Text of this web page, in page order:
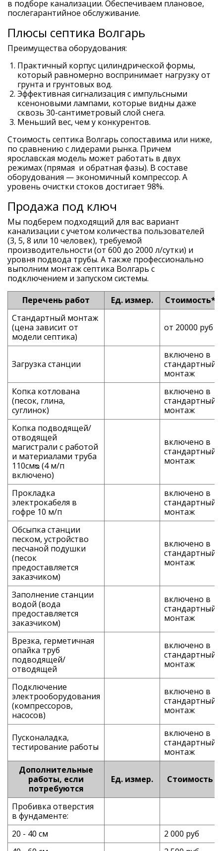
в подборе канализации. Обеспечиваем плановое,
послегарантийное обслуживание.
Плюсы септика Волгарь
Преимущества оборудования:
Практичный корпус цилиндрической формы,
который равномерно воспринимает нагрузку от
грунта и грунтовых вод.
Эффективная сигнализация с импульсными
ксеноновыми лампами, которые видны даже
сквозь 30-сантиметровый слой снега.
Меньший вес, чем у конкурентов.
Стоимость септика Волгарь сопоставима или ниже,
по сравнению с лидерами рынка. Причем
ярославская модель может работать в двух
режимах (прямая и обратная фазы). В составе
оборудования — экономичный компрессор. А
уровень очистки стоков достигает 98%.
Продажа под ключ
Мы подберем подходящий для вас вариант
канализации с учетом количества пользователей
(3, 5, 8 или 10 человек), требуемой
производительности (от 600 до 2000 л/сутки) и
уровня подвода трубы. А также профессионально
выполним монтаж септика Волгарь с
подключением и запуском системы.
Перечень работ
Ед. измер.
Стоимость*
Стандартный монтаж
(цена зависит от
модели септика)
от 20000 руб
Загрузка станции
включено в
стандартный
монтаж
Копка котлована
(песок, глина,
суглинок)
включено в
стандартный
монтаж
Копка подводящей/
отводящей
магистрали с работой
и материалами труба
110смᴓ (4 м/п
включено)
включено в
стандартный
монтаж
Прокладка
электрокабеля в
гофре 10 м/п
включено в
стандартный
монтаж
Обсыпка станции
песком, устройство
песчаной подушки
(песок
предоставляется
заказчиком)
включено в
стандартный
монтаж
Заполнение станции
водой (вода
предоставляется
заказчиком)
включено в
стандартный
монтаж
Врезка, герметичная
опайка труб
подводящей/
отводящей
включено в
стандартный
монтаж
Подключение
электрооборудования
(компрессоров,
насосов)
включено в
стандартный
монтаж
Пусконаладка,
тестирование работы
включено в
стандартный
монтаж
Дополнительные
работы, если
потребуются
Ед. измер. Стоимость
Пробивка отверстия
в фундаменте:
20 - 40 см
2 000 руб